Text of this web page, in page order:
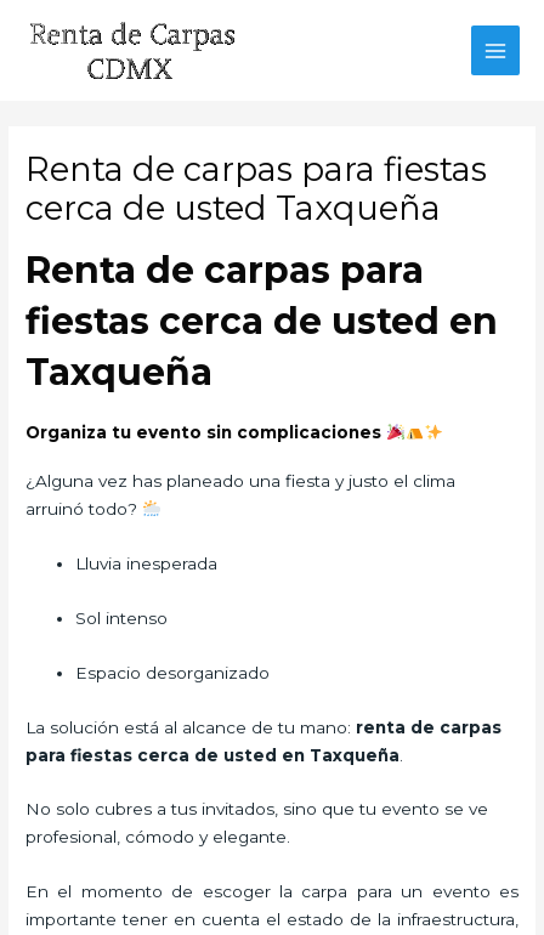
Renta de carpas para fiestas
cerca de usted Taxqueña
Renta de carpas para
fiestas cerca de usted en
Taxqueña
Organiza tu evento sin complicaciones
¿Alguna vez has planeado una fiesta y justo el clima
arruinó todo?
Lluvia inesperada
Sol intenso
Espacio desorganizado
La solución está al alcance de tu mano: renta de carpas
para fiestas cerca de usted en Taxqueña
No solo cubres a tus invitados, sino que tu evento se ve
profesional, cómodo y elegante.
En el momento de escoger la carpa para un evento es
importante tener en cuenta el estado de la infraestructura,